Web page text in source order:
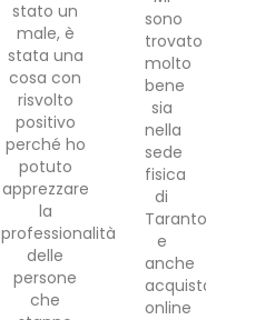
stato un
male, è
stata una
cosa con
risvolto
positivo
perché ho
potuto
apprezzare
la
professionalità
delle
persone
che
sono
trovato
molto
bene
sia
nella
sede
fisica
di
Taranto
e
anche
acquistando
online